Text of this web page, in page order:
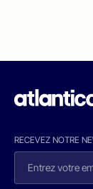
RECEVEZ NOTRE